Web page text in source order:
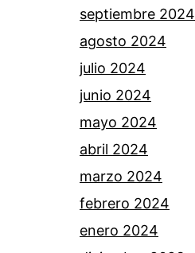
septiembre 2024
agosto 2024
julio 2024
junio 2024
mayo 2024
abril 2024
marzo 2024
febrero 2024
enero 2024